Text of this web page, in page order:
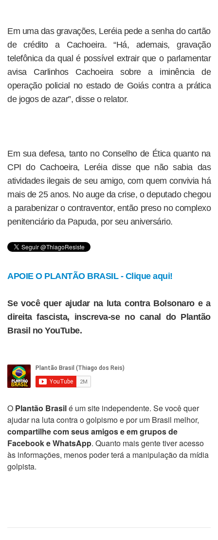
Em uma das gravações, Leréia pede a senha do cartão
de crédito a Cachoeira. “Há, ademais, gravação
telefônica da qual é possível extrair que o parlamentar
avisa Carlinhos Cachoeira sobre a iminência de
operação policial no estado de Goiás contra a prática
de jogos de azar”, disse o relator.
Em sua defesa, tanto no Conselho de Ética quanto na
CPI do Cachoeira, Leréia disse que não sabia das
atividades ilegais de seu amigo, com quem convivia há
mais de 25 anos. No auge da crise, o deputado chegou
a parabenizar o contraventor, então preso no complexo
penitenciário da Papuda, por seu aniversário.
APOIE O PLANTÃO BRASIL - Clique aqui!
Se você quer ajudar na luta contra Bolsonaro e a
direita fascista, inscreva-se no canal do Plantão
Brasil no YouTube.
O Plantão Brasilé um site independente. Se você quer
ajudar na luta contra o golpismo e por um Brasil melhor,
compartilhe com seus amigos e em grupos de
Facebook e WhatsApp. Quanto mais gente tiver acesso
às informações, menos poder terá a manipulação da mídia
golpista.